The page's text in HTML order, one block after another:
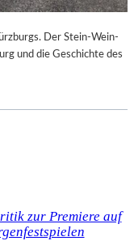
Der Stein-Wein-
und die Geschichte des
zur Premiere auf